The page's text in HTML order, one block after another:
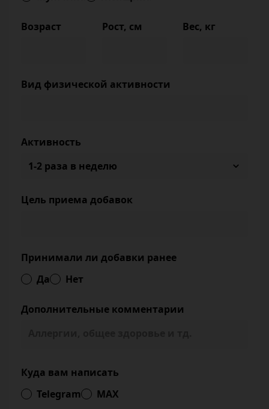
Возраст Рост, см Вес, кг
Вид физической активности
Активность
Цель приема добавок
Принимали ли добавки ранее
Да
Нет
Дополнительные комментарии
Куда вам написать
Telegram
MAX